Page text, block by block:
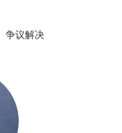
争议解决